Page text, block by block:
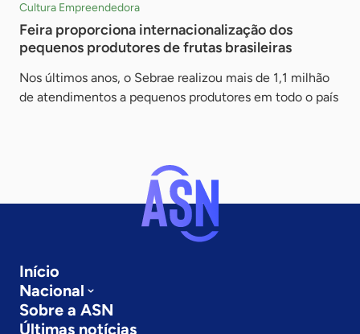
Cultura Empreendedora
Feira proporciona internacionalização dos
pequenos produtores de frutas brasileiras
Nos últimos anos, o Sebrae realizou mais de 1,1 milhão
de atendimentos a pequenos produtores em todo o país
Início
Nacional
Sobre a ASN
Últimas notícias